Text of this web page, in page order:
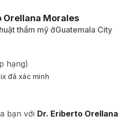
nhân
Orellana Morales
thẩm mỹ ởGuatemala City
hạng)
đã xác minh
bạn với Dr. Eriberto Orellana